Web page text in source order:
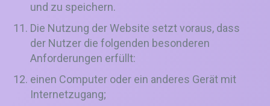
und zu speichern.
Die Nutzung der Website setzt voraus, dass
der Nutzer die folgenden besonderen
Anforderungen erfüllt:
einen Computer oder ein anderes Gerät mit
Internetzugang;